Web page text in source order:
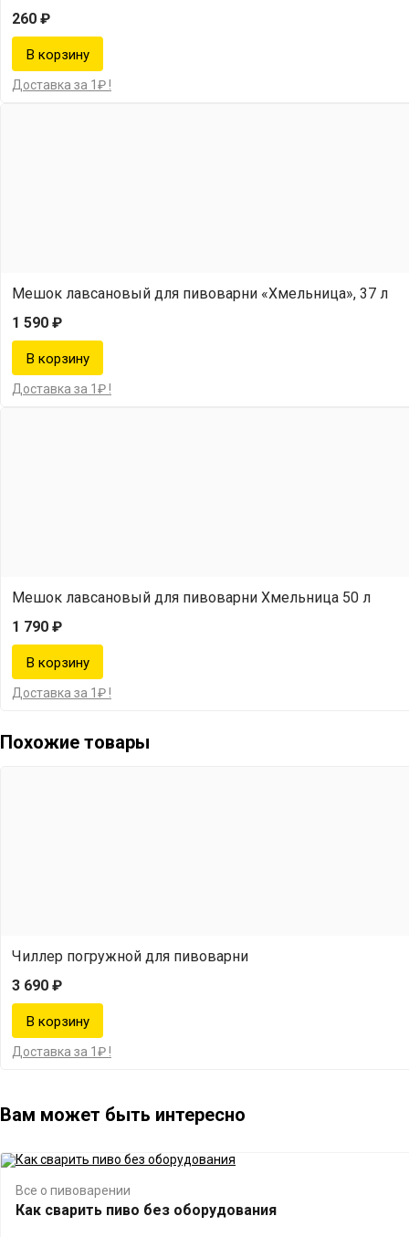
260 ₽
Доставка за 1₽ !
Мешок лавсановый для пивоварни «Хмельница», 37 л
1 590 ₽
Доставка за 1₽ !
Мешок лавсановый для пивоварни Хмельница 50 л
1 790 ₽
Доставка за 1₽ !
Похожие товары
Чиллер погружной для пивоварни
3 690 ₽
Доставка за 1₽ !
Вам может быть интересно
Все о пивоварении
Как сварить пиво без оборудования